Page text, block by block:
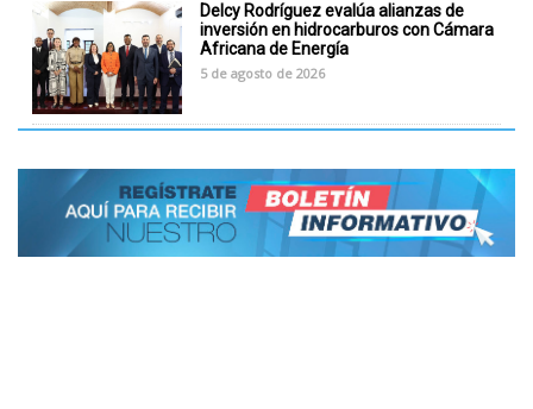
Delcy Rodríguez evalúa alianzas de
inversión en hidrocarburos con Cámara
Africana de Energía
5 de agosto de 2026